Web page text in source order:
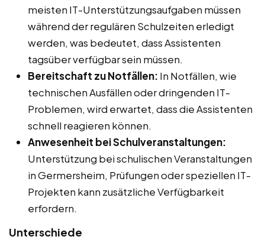
meisten IT-Unterstützungsaufgaben müssen
während der regulären Schulzeiten erledigt
werden, was bedeutet, dass Assistenten
tagsüber verfügbar sein müssen.
Bereitschaft zu Notfällen: In Notfällen, wie
technischen Ausfällen oder dringenden IT-
Problemen, wird erwartet, dass die Assistenten
schnell reagieren können.
Anwesenheit bei Schulveranstaltungen:
Unterstützung bei schulischen Veranstaltungen
in Germersheim, Prüfungen oder speziellen IT-
Projekten kann zusätzliche Verfügbarkeit
erfordern.
Unterschiede